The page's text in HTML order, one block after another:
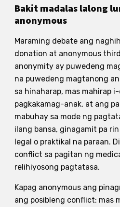
Bakit madalas lalong
anonymous
Maraming debate ang
donation at anonymous
anonymity ay puwedeng
na puwedeng magtanong
sa hinaharap, mas mahirap
pagkakamag-anak, at ang
mabuhay sa mode ng
ilang bansa, ginagamit pa
legal o praktikal na paraan.
conflict sa pagitan ng
relihiyosong pagtatasa.
Kapag anonymous ang
ang posibleng conflict: mas